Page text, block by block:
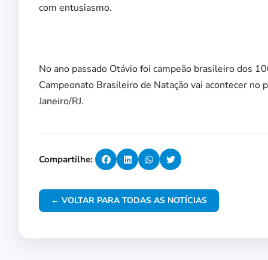
com entusiasmo.
No ano passado Otávio foi campeão brasileiro dos
Campeonato Brasileiro de Natação vai acontecer
Janeiro/RJ.
Compartilhe:
← VOLTAR PARA TODAS AS NOTÍCIAS